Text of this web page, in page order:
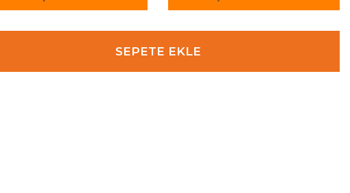
SEPETE EKLE